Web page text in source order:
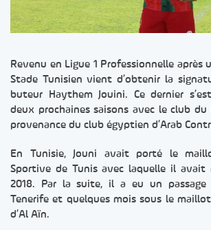
Revenu en Ligue 1 Professionnelle après
Stade Tunisien vient d’obtenir la
buteur Haythem Jouini. Ce dernier
deux prochaines saisons avec le club
provenance du club égyptien d’Arab
En Tunisie, Jouni avait porté le
Sportive de Tunis avec laquelle il avait
2018. Par la suite, il a eu un passage
Tenerife et quelques mois sous le
d’Al Aïn.